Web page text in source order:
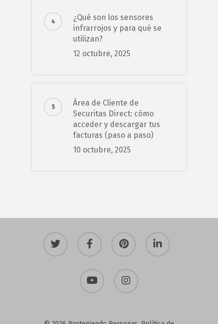
¿Qué son los sensores
infrarrojos y para qué se
utilizan?
12 octubre, 2025
Área de Cliente de
Securitas Direct: cómo
acceder y descargar tus
facturas (paso a paso)
10 octubre, 2025
twitter facebook pinterest linkedin
youtube instagram